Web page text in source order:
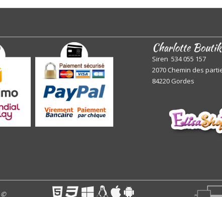
Charlotte Boutik
Siren 534 055 157
2070 Chemin des
84220 Gordes
©